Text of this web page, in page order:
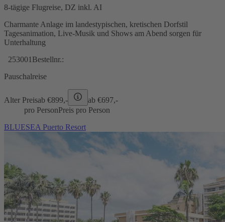
8-tägige Flugreise, DZ inkl. AI
Charmante Anlage im landestypischen, kretischen Dorfstil
Tagesanimation, Live-Musik und Shows am Abend sorgen für
Unterhaltung
253001 Bestellnr.:
Pauschalreise
Alter Preisab €899,- ab €697,-
pro PersonPreis pro Person
BLUESEA Puerto Resort